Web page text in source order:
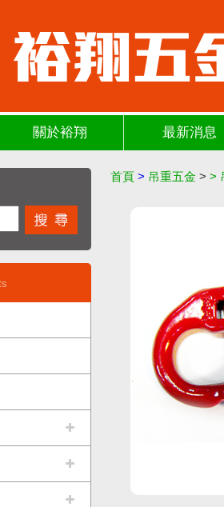
關於裕翔 最新消息
首頁 > 吊重五金 > >